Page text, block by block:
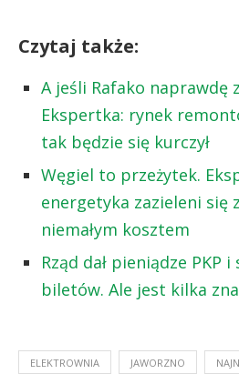
Czytaj także:
A jeśli Rafako naprawdę
Ekspertka: rynek
tak będzie się kurczył
Węgiel to przeżytek.
energetyka zazieleni się
niemałym kosztem
Rząd dał pieniądze PKP
biletów. Ale jest kilka
ELEKTROWNIA JAWORZNO